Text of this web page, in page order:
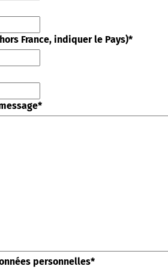
France, indiquer le Pays)*
*
personnelles*